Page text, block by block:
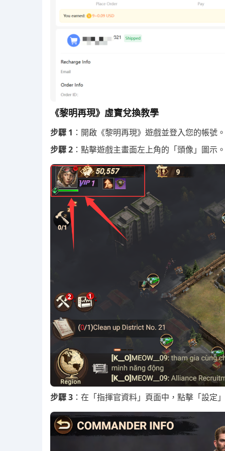
《黎明再現》虛寶兌換教學
步驟 1 ：開啟《黎明再現》遊戲並登入您的帳號。
步驟 2 ：點擊遊戲主畫面左上角的「頭像」圖示。
步驟 3 ：在「指揮官資料」頁面中，點擊「設定